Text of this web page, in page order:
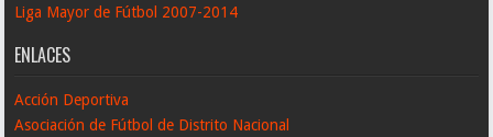
Liga Mayor de Fútbol 2007-2014
ENLACES
Acción Deportiva
Asociación de Fútbol de Distrito Nacional